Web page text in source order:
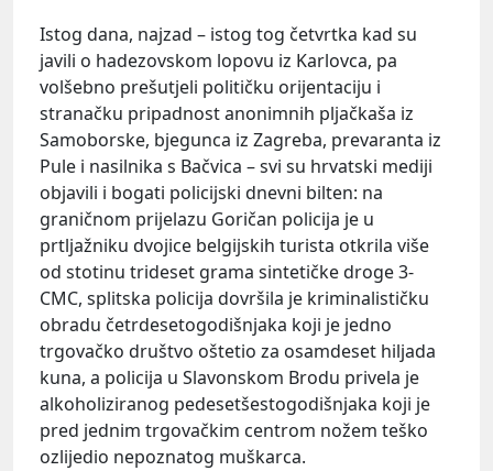
Istog dana, najzad – istog tog četvrtka kad su
javili o hadezovskom lopovu iz Karlovca, pa
volšebno prešutjeli političku orijentaciju i
stranačku pripadnost anonimnih pljačkaša iz
Samoborske, bjegunca iz Zagreba, prevaranta iz
Pule i nasilnika s Bačvica – svi su hrvatski mediji
objavili i bogati policijski dnevni bilten: na
graničnom prijelazu Goričan policija je u
prtljažniku dvojice belgijskih turista otkrila više
od stotinu trideset grama sintetičke droge 3-
CMC, splitska policija dovršila je kriminalističku
obradu četrdesetogodišnjaka koji je jedno
trgovačko društvo oštetio za osamdeset hiljada
kuna, a policija u Slavonskom Brodu privela je
alkoholiziranog pedesetšestogodišnjaka koji je
pred jednim trgovačkim centrom nožem teško
ozlijedio nepoznatog muškarca.